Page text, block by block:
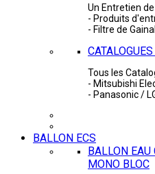
Un Entretien
- Produits
- Filtre de
Tous les
- Mitsubishi
- Panasonic /
BALLON ECS
BALLON
MONO BLOC